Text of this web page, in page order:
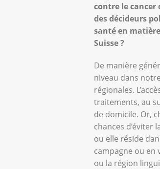
contre le cancer
des décideurs
santé en
Suisse ?
De manière
niveau dans
régionales.
traitements, au
de domicile. Or,
chances d’éviter
ou elle réside
campagne ou en
ou la région